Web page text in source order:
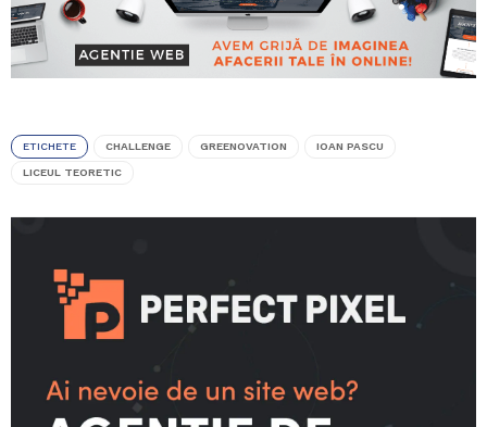
ETICHETE CHALLENGE GREENOVATION IOAN PASCU
LICEUL TEORETIC